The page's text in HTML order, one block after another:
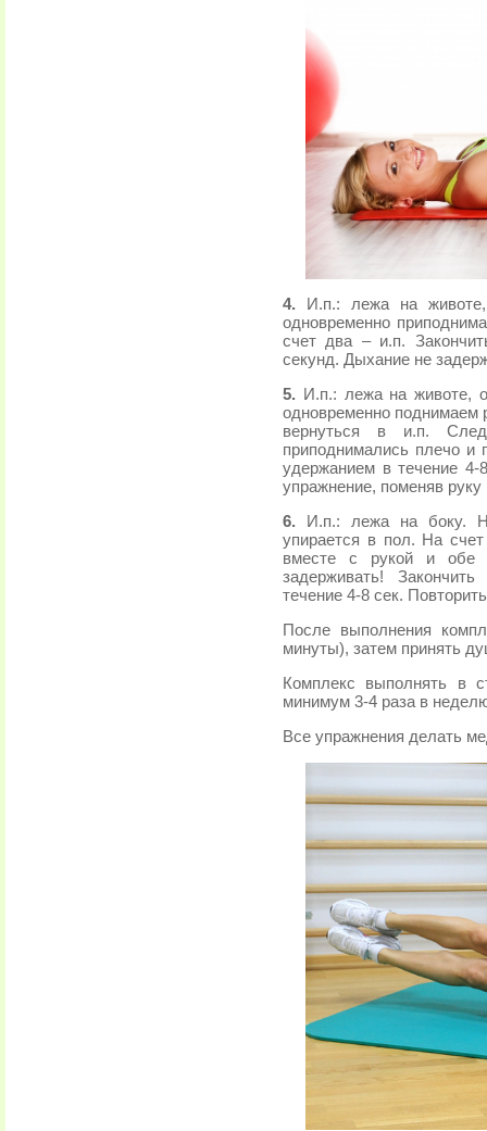
4. И.п.: лежа на
одновременно
счет два – и.п.
секунд. Дыхание не
5.
И.п.: лежа на животе,
одновременно поднимаем
вернуться в и.п.
приподнимались плечо и
удержанием в течение 4-
упражнение, поменяв руку
6. И.п.: лежа на боку.
упирается в пол. На
вместе с рукой и обе
задерживать!
течение 4-8 сек.
После выполнения
минуты), затем принять
Комплекс выполнять в
минимум 3-4 раза в
Все упражнения делать